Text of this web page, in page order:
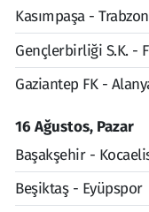
Kasımpaşa -
Gençlerbirliği S.K. -
Gaziantep FK -
16 Ağustos, Pazar
Başakşehir -
Beşiktaş - Eyüpspor